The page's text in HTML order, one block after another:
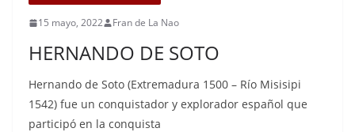
15 mayo, 2022 Fran de La Nao
HERNANDO DE SOTO
Hernando de Soto (Extremadura 1500 – Río Misisipi
1542) fue un conquistador y explorador español que
participó en la conquista